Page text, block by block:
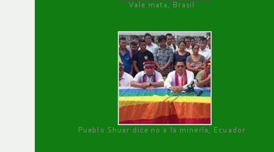
Vale mata, Brasil
Pueblo Shuar dice no a la minería, Ecuador